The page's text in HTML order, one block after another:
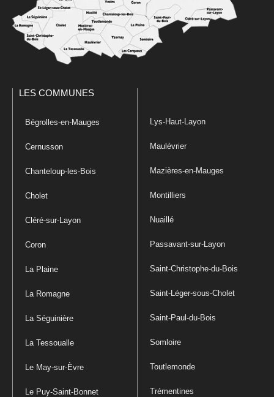
LES COMMUNES
Bégrolles-en-Mauges
Cernusson
Chanteloup-les-Bois
Cholet
Cléré-sur-Layon
Coron
La Plaine
La Romagne
La Séguinière
La Tessoualle
Le May-sur-Èvre
Le Puy-Saint-Bonnet
Lys-Haut-Layon
Maulévrier
Mazières-en-Mauges
Montilliers
Nuaillé
Passavant-sur-Layon
Saint-Christophe-du-Bois
Saint-Léger-sous-Cholet
Saint-Paul-du-Bois
Somloire
Toutlemonde
Trémentines